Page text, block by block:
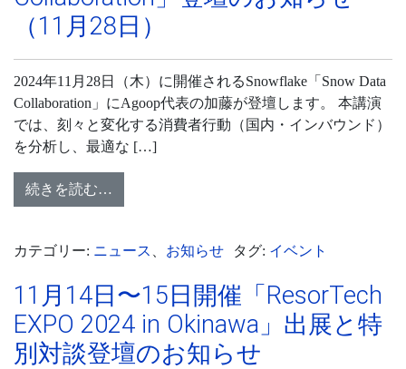
（11月28日）
2024年11月28日（木）に開催されるSnowflake「Snow Data
Collaboration」にAgoop代表の加藤が登壇します。 本講演
では、刻々と変化する消費者行動（国内・インバウンド）
を分析し、最適な […]
続きを読む…
カテゴリー: ニュース お知らせ タグ: イベント
11月14日〜15日開催「ResorTech
EXPO 2024 in Okinawa」出展と特
別対談登壇のお知らせ